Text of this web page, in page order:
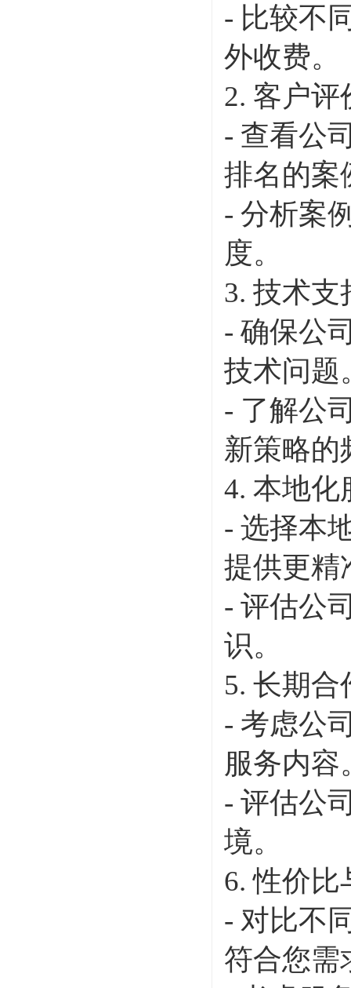
- 比较不
外收费。
2. 客户
- 查看公
排名的案
- 分析案
度。
3. 技术
- 确保公
技术问题
- 了解公
新策略的
4. 本地化
- 选择本
提供更精
- 评估公
识。
5. 长期
- 考虑公
服务内容
- 评估公
境。
6. 性价
- 对比不
符合您需